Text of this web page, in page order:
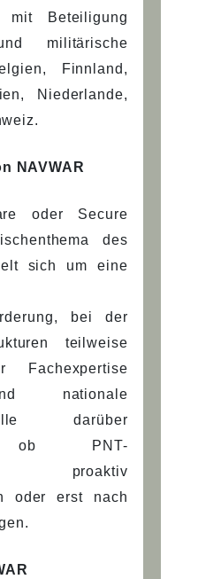
Beteiligung
militärische
Finnland,
Niederlande,
NAVWAR
oder Secure
des
sich um eine
bei der
teilweise
Fachexpertise
nationale
darüber
ob PNT-
proaktiv
oder erst nach